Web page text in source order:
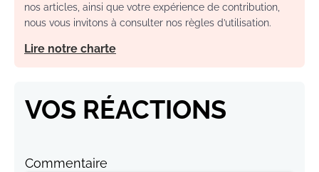
nos articles, ainsi que votre expérience de contribution,
nous vous invitons à consulter nos règles d’utilisation.
Lire notre charte
VOS RÉACTIONS
Commentaire